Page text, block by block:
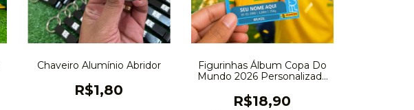
Chaveiro Alumínio Abridor
R$1,80
Figurinhas Álbum Copa Do
Mundo 2026 Personalizada
R$18,90